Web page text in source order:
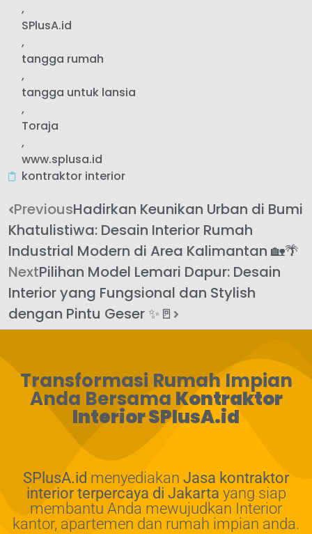
,
SPlusA.id
,
tangga rumah
,
tangga untuk lansia
,
Toraja
,
www.splusa.id
kontraktor interior
PreviousHadirkan Keunikan Urban di Bumi
Khatulistiwa: Desain Interior Rumah
Industrial Modern di Area Kalimantan 🏡🌴
NextPilihan Model Lemari Dapur: Desain
Interior yang Fungsional dan Stylish
dengan Pintu Geser ✨🚪
Transformasi Rumah Impian
Anda Bersama Kontraktor
Interior SPlusA.id
SPlusA.id menyediakan Jasa kontraktor
interior terpercaya di Jakarta yang siap
membantu Anda mewujudkan Interior
kantor, apartemen dan rumah impian anda.